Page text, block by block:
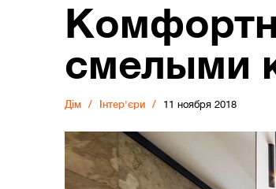
смелыми
Дiм Інтер'єри 11 ноября 2018